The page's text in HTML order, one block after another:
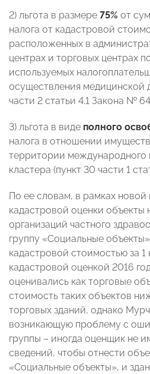
2) льгота в размере 75% от
налога от кадастровой
расположенных в
центрах и торговых центрах
используемых
осуществления медицинской
части 2 статьи 4.1 Закона №
3) льгота в виде полного
налога в отношении
территории международного
кластера (пункт 30 части 1
По ее словам, в рамках новой
кадастровой оценки
организаций частного
группу «Социальные
кадастровой стоимостью за
кадастровой оценкой 2016
оценивались как торговые
стоимость таких объектов
торговых зданий, однако
возникающую проблему с
группы – иногда оценщик не
сведений, чтобы отнести
«Социальные объекты», и